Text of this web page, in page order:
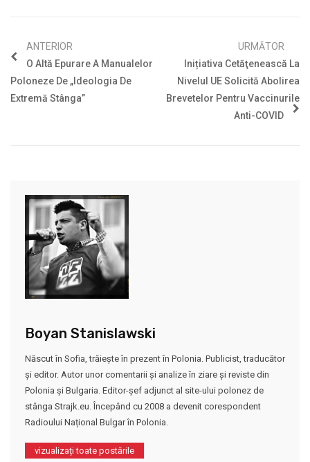
ANTERIOR
O Altă Epurare A Manualelor
Poloneze De „ideologia De
Extremă Stânga”
URMĂTOR
Inițiativa Cetăţenească La
Nivelul UE Solicită Abolirea
Brevetelor Pentru Vaccinurile
Anti-COVID
Boyan Stanislawski
Născut în Sofia, trăiește în prezent în Polonia. Publicist, traducător
și editor. Autor unor comentarii și analize în ziare și reviste din
Polonia și Bulgaria. Editor-șef adjunct al site-ului polonez de
stânga Strajk.eu. Începând cu 2008 a devenit corespondent
Radioului Național Bulgar în Polonia.
vizualizați toate postările